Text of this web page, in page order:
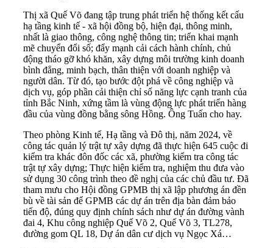
Thị xã Quế Võ đang tập trung phát triển hệ thống kết cấu
hạ tầng kinh tế - xã hội đồng bộ, hiện đại, thông minh,
nhất là giao thông, công nghệ thông tin; triển khai mạnh
mẽ chuyển đổi số; đẩy mạnh cải cách hành chính, chủ
động tháo gỡ khó khăn, xây dựng môi trường kinh doanh
bình đẳng, minh bạch, thân thiện với doanh nghiệp và
người dân. Từ đó, tạo bước đột phá về công nghiệp và
dịch vụ, góp phần cải thiện chỉ số năng lực cạnh tranh của
tỉnh Bắc Ninh, xứng tầm là vùng động lực phát triển hàng
đầu của vùng đồng bằng sông Hồng. Ông Tuấn cho hay.
Theo phòng Kinh tế, Hạ tầng và Đô thị, năm 2024, về
công tác quản lý trật tự xây dựng đã thực hiện 645 cuộc đi
kiểm tra khác đôn đốc các xã, phường kiểm tra công tác
trật tự xây dựng; Thực hiện kiểm tra, nghiệm thu đưa vào
sử dụng 30 công trình theo đề nghị của các chủ đầu tư. Đã
tham mưu cho Hội đồng GPMB thị xã lập phương án đền
bù về tài sản để GPMB các dự án trên địa bàn đảm bảo
tiến độ, đúng quy định chính sách như dự án đường vành
đai 4, Khu công nghiệp Quế Võ 2, Quế Võ 3, TL278,
đường gom QL 18, Dự án dân cư dịch vụ Ngọc Xá…